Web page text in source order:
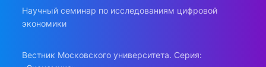
Научный семинар по исследованиям цифровой
экономики
Вестник Московского университета. Серия: